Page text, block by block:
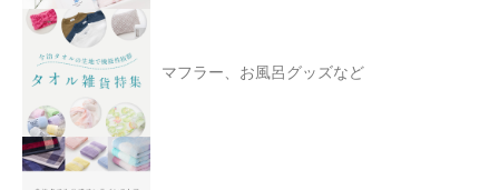
マフラー、お風呂グッズなど